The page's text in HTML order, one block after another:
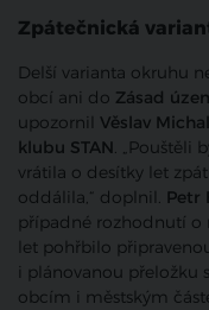
Zpátečnická
Delší varianta okruhu
obcí ani do Zásad
upozornil Věslav
klubu STAN. „Pouštěli
vrátila o desítky let
oddálila,“ doplnil. Petr
případné rozhodnutí o
let pohřbilo
i plánovanou přeložku
obcím i městským